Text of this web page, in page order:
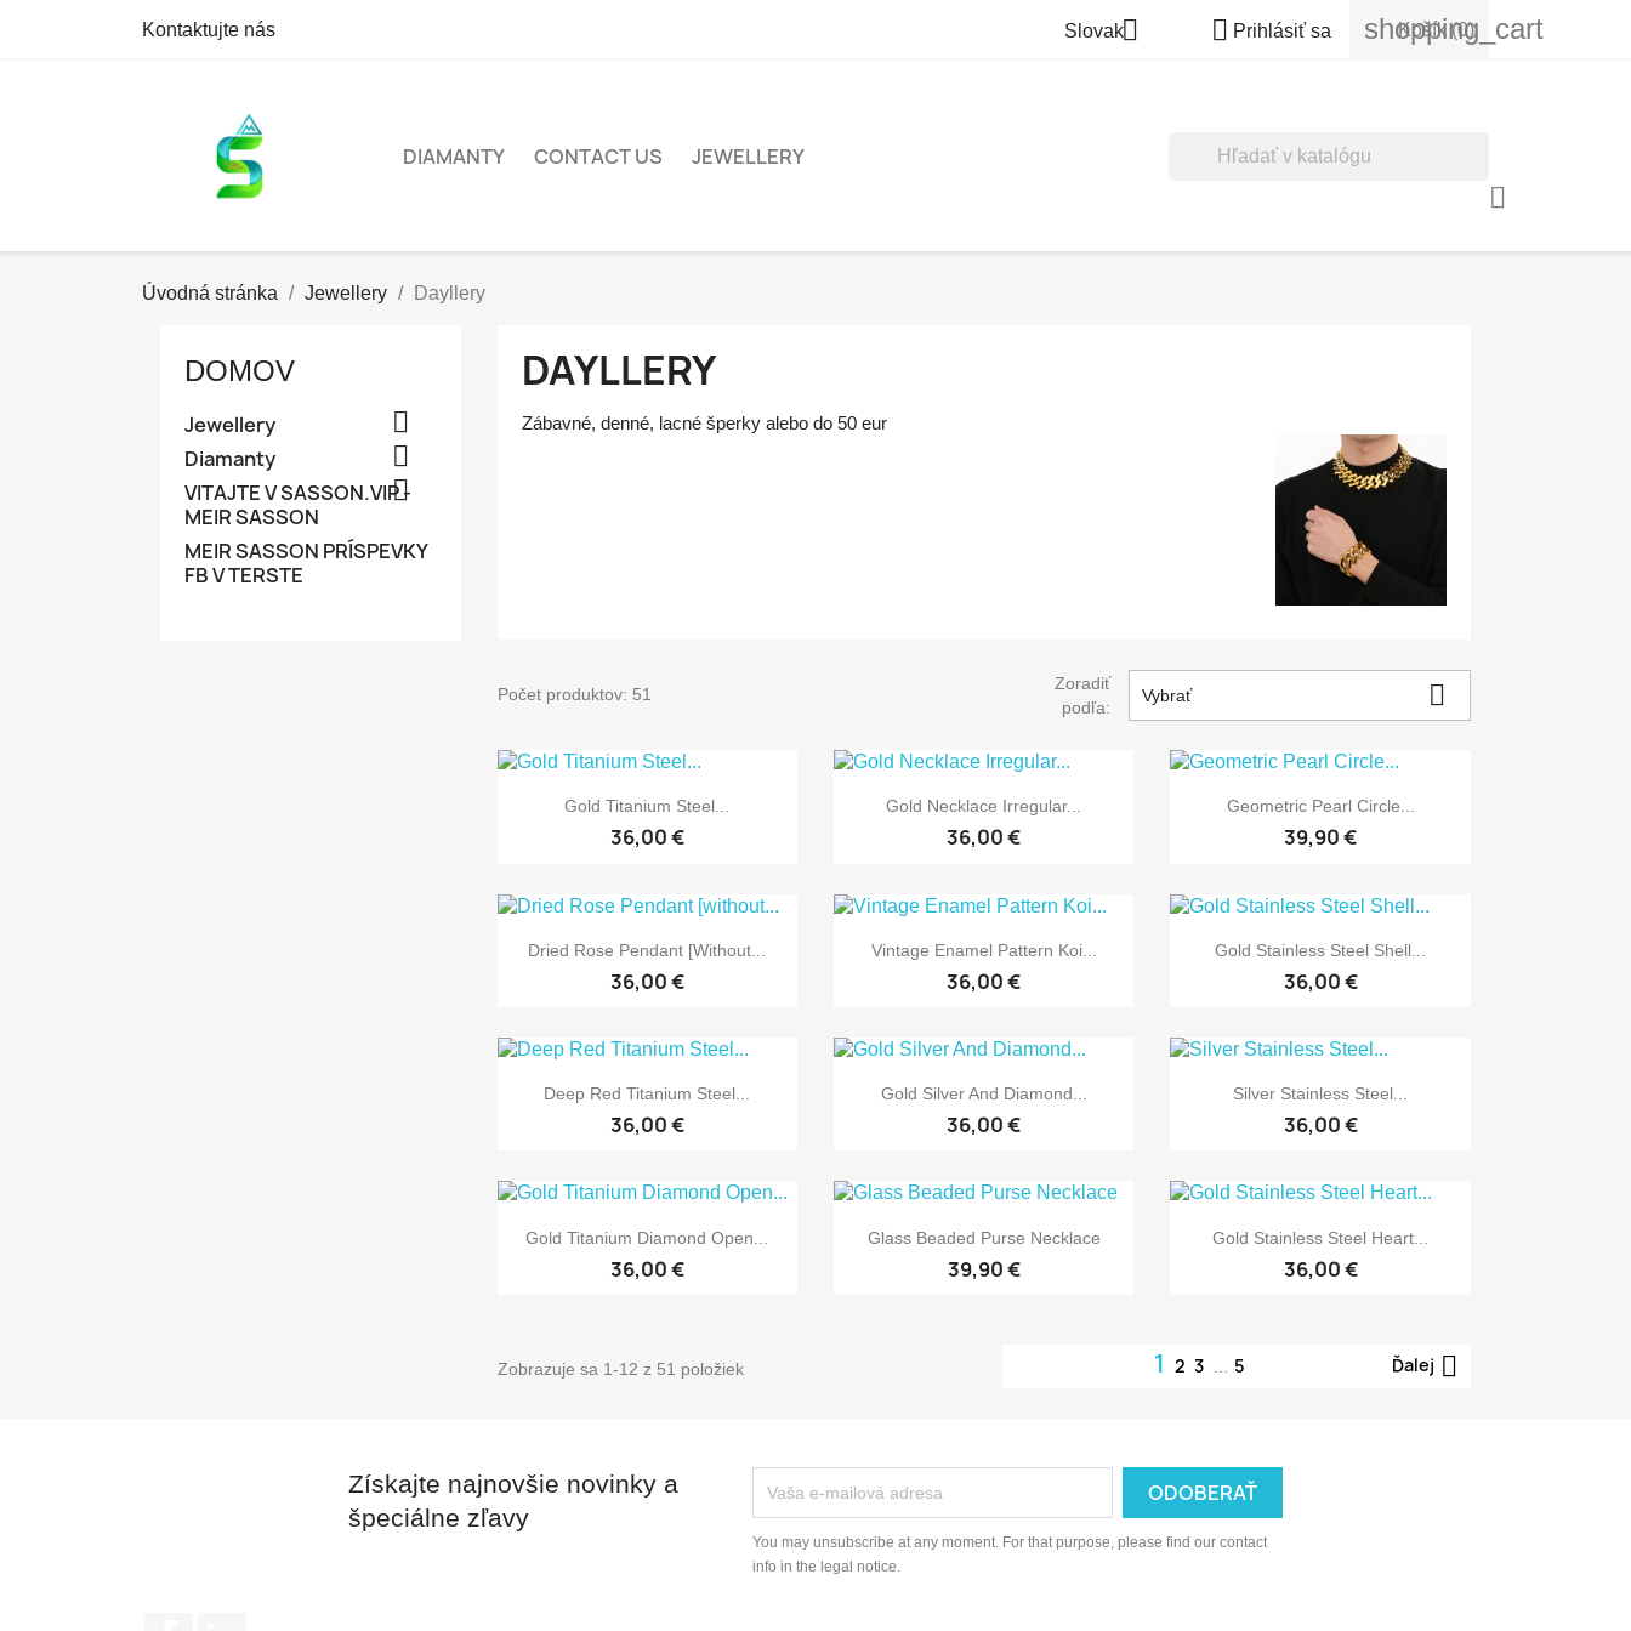
Kontaktujte nás Slovak  Prihlásiť sa shopping_cart
Košík (0)
DIAMANTY CONTACT US JEWELLERY

Úvodná stránka Jewellery Dayllery
DOMOV
Jewellery 
Diamanty 
VITAJTE V SASSON.VIP -
MEIR SASSON

MEIR SASSON PRÍSPEVKY
FB V TERSTE
DAYLLERY
Zábavné, denné, lacné šperky alebo do 50 eur
Počet produktov: 51
Zoradiť
podľa:
Vybrať 
 Rýchly náhľad
Gold Titanium Steel...
36,00 €
 Rýchly náhľad
Gold Necklace Irregular...
36,00 €
 Rýchly náhľad
Geometric Pearl Circle...
39,90 €
 Rýchly náhľad
Dried Rose Pendant [without...
36,00 €
 Rýchly náhľad
Vintage Enamel Pattern Koi...
36,00 €
 Rýchly náhľad
Gold Stainless Steel Shell...
36,00 €
 Rýchly náhľad
Deep Red Titanium Steel...
36,00 €
 Rýchly náhľad
Gold Silver And Diamond...
36,00 €
 Rýchly náhľad
Silver Stainless Steel...
36,00 €
 Rýchly náhľad
Gold Titanium Diamond Open...
36,00 €
 Rýchly náhľad
Glass Beaded Purse Necklace
39,90 €
 Rýchly náhľad
Gold Stainless Steel Heart...
36,00 €
Zobrazuje sa 1-12 z 51 položiek 1 2 3 5 Ďalej 
Získajte najnovšie novinky a
špeciálne zľavy
You may unsubscribe at any moment. For that purpose, please find our contact
info in the legal notice.